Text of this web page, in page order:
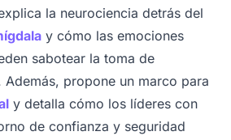
la neurociencia detrás del
y cómo las emociones
sabotear la toma de
propone un marco para
y detalla cómo los líderes con
de confianza y seguridad